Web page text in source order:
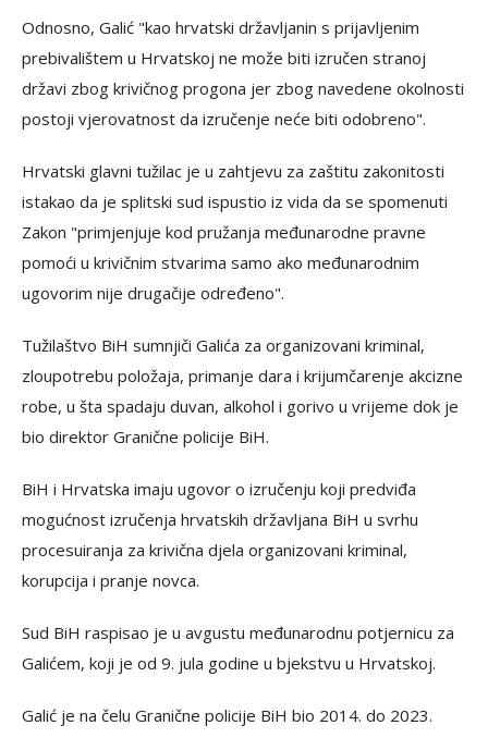
Odnosno, Galić "kao hrvatski državljanin s prijavljenim
prebivalištem u Hrvatskoj ne može biti izručen stranoj
državi zbog krivičnog progona jer zbog navedene okolnosti
postoji vjerovatnost da izručenje neće biti odobreno".
Hrvatski glavni tužilac je u zahtjevu za zaštitu zakonitosti
istakao da je splitski sud ispustio iz vida da se spomenuti
Zakon "primjenjuje kod pružanja međunarodne pravne
pomoći u krivičnim stvarima samo ako međunarodnim
ugovorim nije drugačije određeno".
Tužilaštvo BiH sumnjiči Galića za organizovani kriminal,
zloupotrebu položaja, primanje dara i krijumčarenje akcizne
robe, u šta spadaju duvan, alkohol i gorivo u vrijeme dok je
bio direktor Granične policije BiH.
BiH i Hrvatska imaju ugovor o izručenju koji predviđa
mogućnost izručenja hrvatskih državljana BiH u svrhu
procesuiranja za krivična djela organizovani kriminal,
korupcija i pranje novca.
Sud BiH raspisao je u avgustu međunarodnu potjernicu za
Galićem, koji je od 9. jula godine u bjekstvu u Hrvatskoj.
Galić je na čelu Granične policije BiH bio 2014. do 2023.